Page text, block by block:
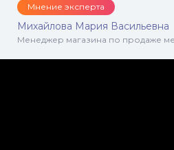
Мнение эксперта
Михайлова Мария Васильевна
Менеджер магазина по продаже